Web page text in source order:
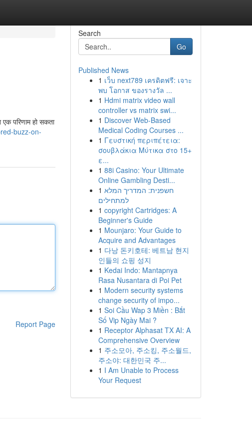
परिणाम हो सकता
buzz-on-
Report Page
Search
Go
Published News
1 เว็บ next789 เครดิตฟรี: เจาะ
พบ โอกาส ของรางวัล ...
1 Hdmi matrix video wall
controller vs matrix swi...
1 Discover Web-Based
Medical Coding Courses ...
1 Γευστική περιπέτεια:
σουβλάκια Μύτικα στο 15+
ε...
1 88i Casino: Your Ultimate
Online Gambling Desti...
1 חשפנית: המדריך המלא
למתחילים
1 copyright Cartridges: A
Beginner's Guide
1 Mounjaro: Your Guide to
Acquire and Advantages
1 다낭 돈키호테: 베트남 현지
인들의 쇼핑 성지
1 Kedai Indo: Mantapnya
Rasa Nusantara di Poi Pet
1 Modern security systems
change security of impo...
1 Soi Cầu Wap 3 Miền : Bắt
Số Vip Ngày Mai ?
1 Receptor Alphasat TX AI: A
Comprehensive Overview
1 주소모아, 주소킹, 주소월드,
주소야: 대한민국 주...
1 I Am Unable to Process
Your Request